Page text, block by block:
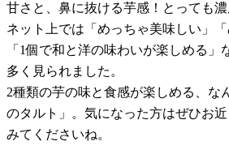
甘さと、鼻に抜ける芋感！とっても濃
ネット上では「めっちゃ美味しい」「
「1個で和と洋の味わいが楽しめる」
多く見られました。
2種類の芋の味と食感が楽しめる、な
のタルト」。気になった方はぜひお
みてくださいね。